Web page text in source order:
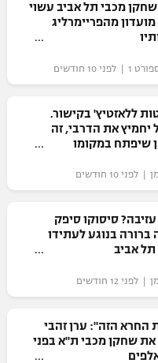
שחקן מכבי תל אביב עשוי
מועדון מהפריימרליג
10 חודשים
ללאזטיץ' בקישור.
יחמיץ את הדרבי, זה
שיפתח במקומו
10 חודשים
סיסוקו סיפק
ברורה בנוגע לעתידו
תל אביב
12 חודשים
החרא הזה": ערן זהבי
את שחקן מכבי ת"א בפני